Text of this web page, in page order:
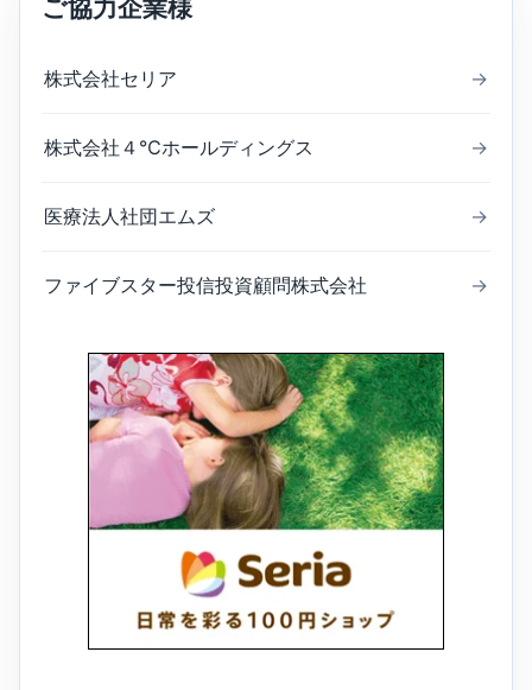
ご協力企業様
株式会社セリア →
株式会社４℃ホールディングス →
医療法人社団エムズ →
ファイブスター投信投資顧問株式会社 →